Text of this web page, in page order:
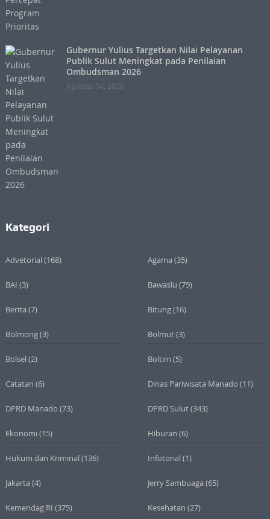
Gubernur Yulius Targetkan Nilai Pelayanan
Publik Sulut Meningkat pada Penilaian
Ombudsman 2026
Agustus 04, 2026
Kategori
Advetorial (168) Agama (35)
BAI (3) Bawaslu (79)
Berita (7) Bitung(16)
Bolmong(3) Bolmut(3)
Bolsel (2) Boltim (5)
Catatan (6) Dinas Pariwisata Manado (11)
DPRD Manado (73) DPRD Sulut(343)
Ekonomi (15) Hiburan (6)
Hukum dan Kriminal (136) Infotorial (1)
Jakarta (4) Jerry Sambuaga (65)
Kemendag RI (375) Kesehatan (27)